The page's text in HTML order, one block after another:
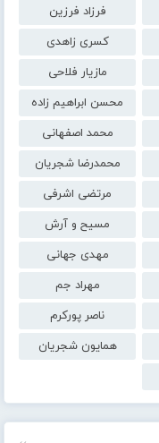
فرزاد فرزین
کسری زاهدی
مازیار فلاحی
محسن ابراهیم زاده
محمد اصفهانی
محمدرضا شجریان
مرتضی اشرفی
مسیح و آرش
مهدی جهانی
مهراد جم
ناصر پورکرم
همایون شجریان